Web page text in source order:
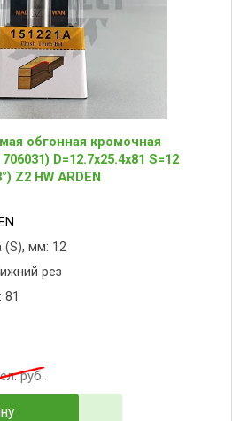
обгонная кромочная
D=12.7x25.4x81 S=12
Z2 HW ARDEN
(S), мм: 12
рез
руб.